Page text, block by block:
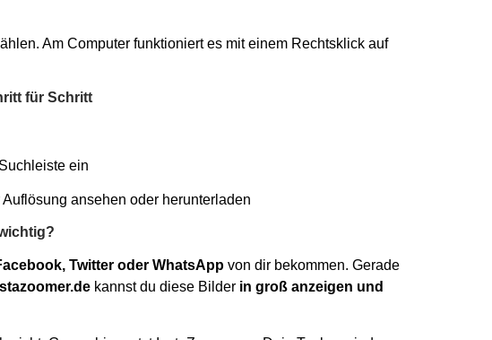
Am Computer funktioniert es mit einem Rechtsklick auf
für Schritt
ein
ansehen oder herunterladen
Twitter oder WhatsAppvon dir bekommen. Gerade
kannst du diese Bilder in groß anzeigen und